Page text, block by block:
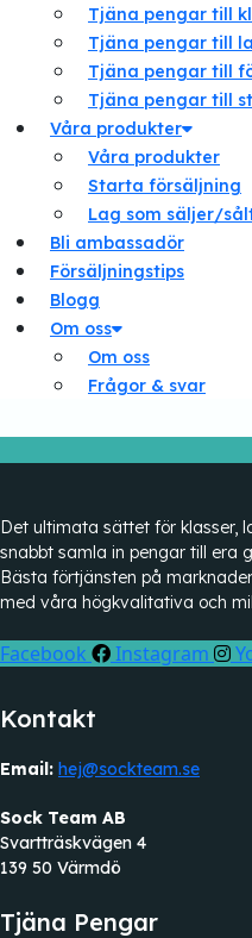
Tjäna pengar till
Tjäna pengar till
Tjäna pengar till
Tjäna pengar till
Våra produkter
Våra produkter
Starta försäljning
Lag som säljer/
Bli ambassadör
Försäljningstips
Blogg
Om oss
Om oss
Frågor & svar
Det ultimata sättet för klasser,
snabbt samla in pengar till era
Bästa förtjänsten på
med våra högkvalitativa och
Facebook Instagram
Kontakt
Email: hej@sockteam.se
Sock Team AB
Svartträskvägen 4
139 50 Värmdö
Tjäna Pengar